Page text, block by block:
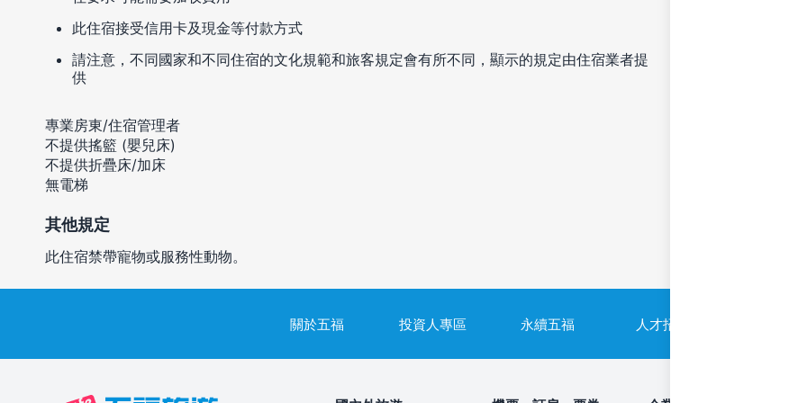
此住宿接受信用卡及現金等付款方式
請注意，不同國家和不同住宿的文化規範和旅客規定會有所不同，顯示的規定由住宿業者提
供
專業房東/住宿管理者
不提供搖籃 (嬰兒床)
不提供折疊床/加床
無電梯
其他規定
此住宿禁帶寵物或服務性動物。
關於五福 投資人專區 永續五福 人才招募